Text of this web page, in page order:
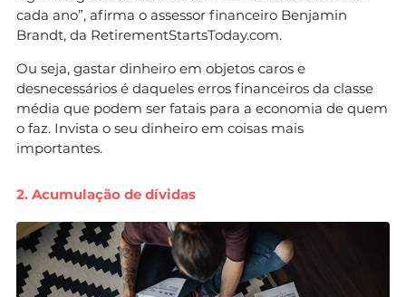
cada ano”, afirma o assessor financeiro Benjamin
Brandt, da RetirementStartsToday.com.
Ou seja, gastar dinheiro em objetos caros e
desnecessários é daqueles erros financeiros da classe
média que podem ser fatais para a economia de quem
o faz. Invista o seu dinheiro em coisas mais
importantes.
2. Acumulação de dívidas